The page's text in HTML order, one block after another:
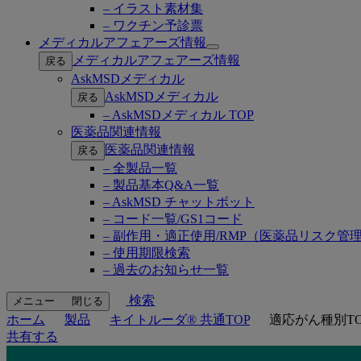
– イラスト素材集
– ワクチン予診票
メディカルアフェアーズ情報
Open
submenu
戻る
メディカルアフェアーズ情報
AskMSDメディカル
戻る
AskMSDメディカル
– AskMSDメディカル TOP
医薬品関連情報
戻る
医薬品関連情報
– 全製品一覧
– 製品基本Q&A一覧
– AskMSD チャットボット
– コード一覧/GS1コード
– 副作用・適正使用/RMP（医薬品リスク管理
– 使用期限検索
– 過去のお知らせ一覧
メニュー 閉じる
検索
ホーム
製品 キイトルーダ® 共通TOP
適応がん種別
共有する